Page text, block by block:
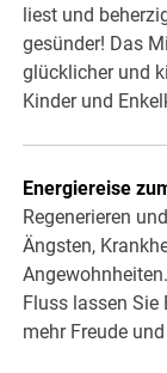
liest und
gesünder! Das
glücklicher und
Kinder und
Energiereise
Regenerieren
Ängsten,
Fluss lassen
mehr Freude